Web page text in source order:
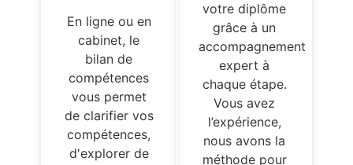
En ligne ou en
cabinet, le
bilan de
compétences
vous permet
de clarifier vos
compétences,
d'explorer de
votre diplôme
grâce à un
accompagnement
expert à
chaque étape.
Vous avez
l’expérience,
nous avons la
méthode pour